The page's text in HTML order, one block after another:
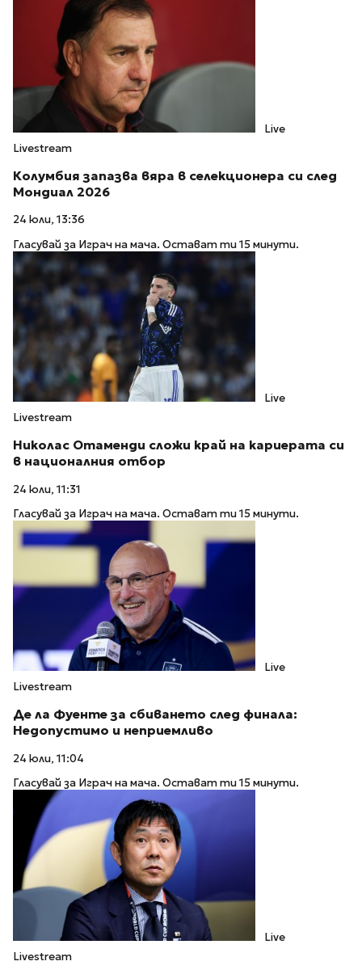
Live
Livestream
Колумбия запазва вяра в селекционера си след
Мондиал 2026
24 юли, 13:36
Гласувай за Играч на мача. Остават ти 15 минути.
Live
Livestream
Николас Отаменди сложи край на кариерата си
в националния отбор
24 юли, 11:31
Гласувай за Играч на мача. Остават ти 15 минути.
Live
Livestream
Де ла Фуенте за сбиването след финала:
Недопустимо и неприемливо
24 юли, 11:04
Гласувай за Играч на мача. Остават ти 15 минути.
Live
Livestream